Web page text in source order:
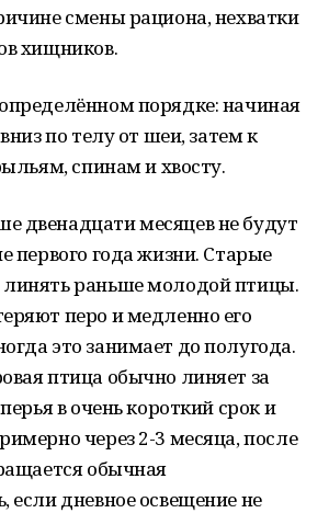
смены рациона, нехватки
хищников.
порядке: начиная
по телу от шеи, затем к
спинам и хвосту.
двенадцати месяцев не будут
первого года жизни. Старые
раньше молодой птицы.
перо и медленно его
это занимает до полугода.
птица обычно линяет за
в очень короткий срок и
через 2-3 месяца, после
обычная
если дневное освещение не